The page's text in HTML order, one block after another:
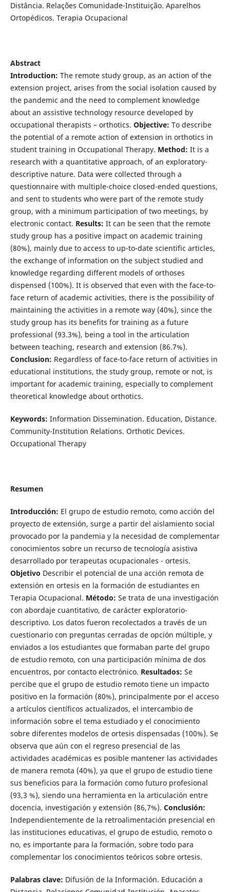
Distância. Relações Comunidade-Instituição. Aparelhos
Ortopédicos. Terapia Ocupacional
Abstract
Introduction: The remote study group, as an action of the
extension project, arises from the social isolation caused by
the pandemic and the need to complement knowledge
about an assistive technology resource developed by
occupational therapists – orthotics. Objective: To describe
the potential of a remote action of extension in orthotics in
student training in Occupational Therapy. Method: It is a
research with a quantitative approach, of an exploratory-
descriptive nature. Data were collected through a
questionnaire with multiple-choice closed-ended questions,
and sent to students who were part of the remote study
group, with a minimum participation of two meetings, by
electronic contact. Results: It can be seen that the remote
study group has a positive impact on academic training
(80%), mainly due to access to up-to-date scientific articles,
the exchange of information on the subject studied and
knowledge regarding different models of orthoses
dispensed (100%). It is observed that even with the face-to-
face return of academic activities, there is the possibility of
maintaining the activities in a remote way (40%), since the
study group has its benefits for training as a future
professional (93.3%), being a tool in the articulation
between teaching, research and extension (86.7%).
Conclusion: Regardless of face-to-face return of activities in
educational institutions, the study group, remote or not, is
important for academic training, especially to complement
theoretical knowledge about orthotics.
Keywords: Information Dissemination. Education, Distance.
Community-Institution Relations. Orthotic Devices.
Occupational Therapy
Resumen
Introducción: El grupo de estudio remoto, como acción del
proyecto de extensión, surge a partir del aislamiento social
provocado por la pandemia y la necesidad de complementar
conocimientos sobre un recurso de tecnología asistiva
desarrollado por terapeutas ocupacionales - ortesis.
Objetivo Describir el potencial de una acción remota de
extensión en ortesis en la formación de estudiantes en
Terapia Ocupacional. Método: Se trata de una investigación
con abordaje cuantitativo, de carácter exploratorio-
descriptivo. Los datos fueron recolectados a través de un
cuestionario con preguntas cerradas de opción múltiple, y
enviados a los estudiantes que formaban parte del grupo
de estudio remoto, con una participación mínima de dos
encuentros, por contacto electrónico. Resultados: Se
percibe que el grupo de estudio remoto tiene un impacto
positivo en la formación (80%), principalmente por el acceso
a artículos científicos actualizados, el intercambio de
información sobre el tema estudiado y el conocimiento
sobre diferentes modelos de ortesis dispensadas (100%). Se
observa que aún con el regreso presencial de las
actividades académicas es posible mantener las actividades
de manera remota (40%), ya que el grupo de estudio tiene
sus beneficios para la formación como futuro profesional
(93,3 %), siendo una herramienta en la articulación entre
docencia, investigación y extensión (86,7%). Conclusión:
Independientemente de la retroalimentación presencial en
las instituciones educativas, el grupo de estudio, remoto o
no, es importante para la formación, sobre todo para
complementar los conocimientos teóricos sobre ortesis.
Palabras clave: Difusión de la Información. Educación a